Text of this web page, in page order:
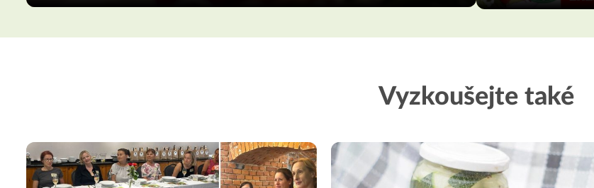
Vyzkoušejte také